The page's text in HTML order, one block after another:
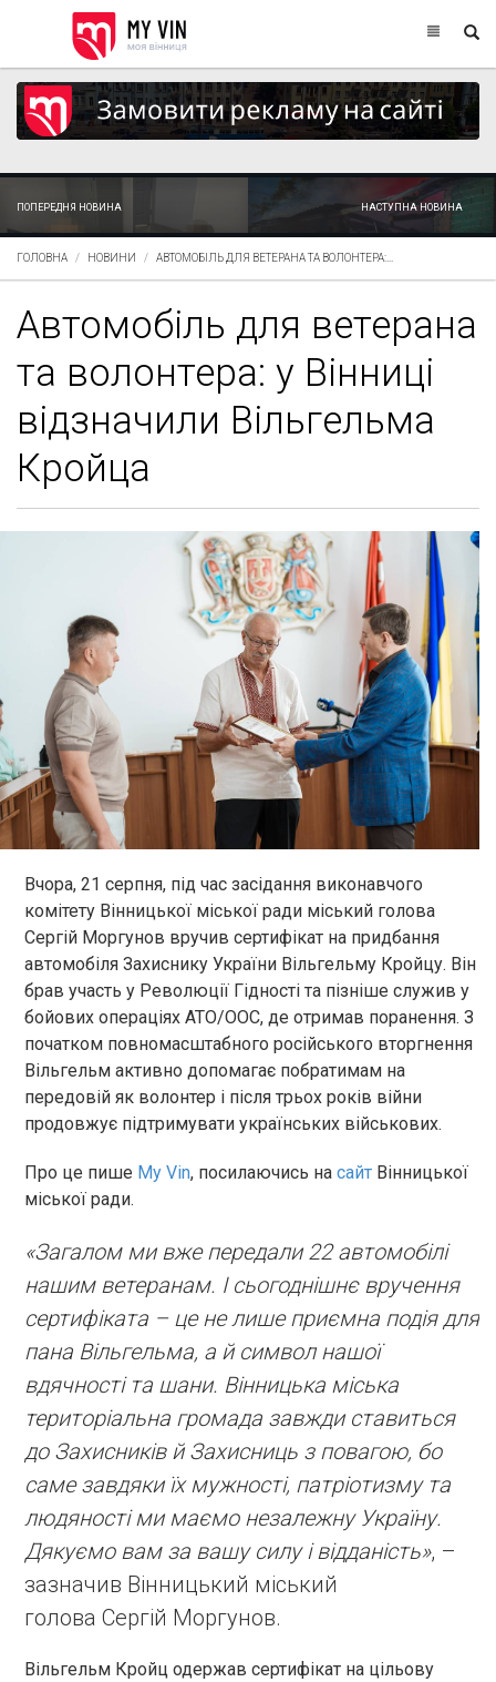
ПОПЕРЕДНЯ НОВИНА НАСТУПНА НОВИНА
ГОЛОВНА НОВИНИ АВТОМОБІЛЬ ДЛЯ ВЕТЕРАНА ТА ВОЛОНТЕРА:...
Автомобіль для ветерана
та волонтера: у Вінниці
відзначили Вільгельма
Кройца
Вчора, 21 серпня, під час засідання виконавчого
комітету Вінницької міської ради міський голова
Сергій Моргунов вручив сертифікат на придбання
автомобіля Захиснику України Вільгельму Кройцу. Він
брав участь у Революції Гідності та пізніше служив у
бойових операціях АТО/ООС, де отримав поранення. З
початком повномасштабного російського вторгнення
Вільгельм активно допомагає побратимам на
передовій як волонтер і після трьох років війни
продовжує підтримувати українських військових.
Про це пише My Vin, посилаючись на сайт Вінницької
міської ради.
«Загалом ми вже передали 22 автомобілі
нашим ветеранам. І сьогоднішнє вручення
сертифіката – це не лише приємна подія для
пана Вільгельма, а й символ нашої
вдячності та шани. Вінницька міська
територіальна громада завжди ставиться
до Захисників й Захисниць з повагою, бо
саме завдяки їх мужності, патріотизму та
людяності ми маємо незалежну Україну.
Дякуємо вам за вашу силу і відданість», –
зазначив Вінницький міський
голова Сергій Моргунов.
Вільгельм Кройц одержав сертифікат на цільову